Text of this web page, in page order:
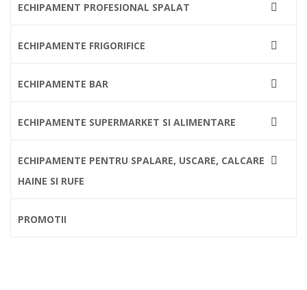
ECHIPAMENT PROFESIONAL SPALAT 
ECHIPAMENTE FRIGORIFICE 
ECHIPAMENTE BAR 
ECHIPAMENTE SUPERMARKET SI ALIMENTARE 
ECHIPAMENTE PENTRU SPALARE, USCARE, CALCARE
HAINE SI RUFE

PROMOTII